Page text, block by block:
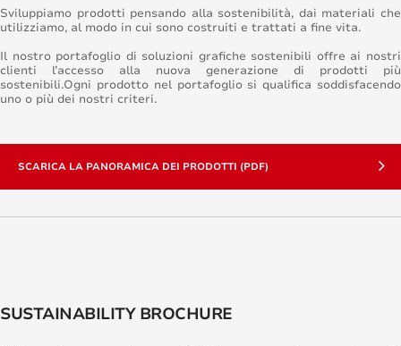
Sviluppiamo prodotti pensando alla sostenibilità, dai materiali che
utilizziamo, al modo in cui sono costruiti e trattati a fine vita.
Il nostro portafoglio di soluzioni grafiche sostenibili offre ai nostri
clienti l’accesso alla nuova generazione di prodotti più
sostenibili.Ogni prodotto nel portafoglio si qualifica soddisfacendo
uno o più dei nostri criteri.
SCARICA LA PANORAMICA DEI PRODOTTI (PDF)
SUSTAINABILITY BROCHURE